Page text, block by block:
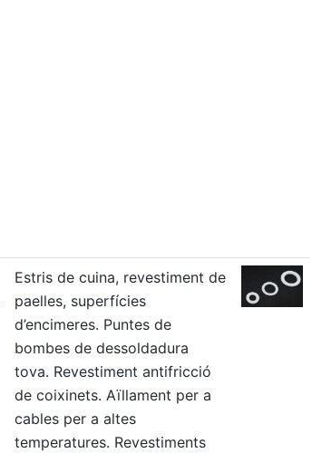
Estris de cuina, revestiment de
paelles, superfícies
d’encimeres. Puntes de
bombes de dessoldadura
tova. Revestiment antifricció
de coixinets. Aïllament per a
cables per a altes
temperatures. Revestiments